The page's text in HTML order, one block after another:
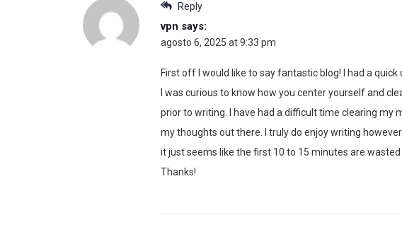
Reply
vpn says:
agosto 6, 2025 at 9:33 pm
First off I would like to say fantastic blog! I had a quick
I was curious to know how you center yourself and
prior to writing. I have had a difficult time clearing my
my thoughts out there. I truly do enjoy writing however
it just seems like the first 10 to 15 minutes are
Thanks!